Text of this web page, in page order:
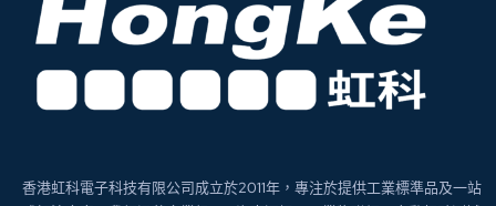
香港虹科電子科技有限公司成立於2011年，專注於提供工業標準品及一站